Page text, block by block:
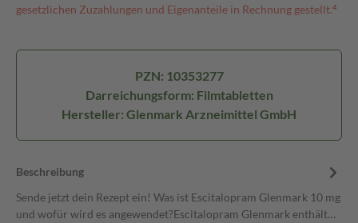
gesetzlichen Zuzahlungen und Eigenanteile in Rechnung gestellt.⁴
PZN: 10353277
Darreichungsform: Filmtabletten
Hersteller: Glenmark Arzneimittel GmbH
Beschreibung
Sende jetzt dein Rezept ein! Was ist Escitalopram Glenmark 10 mg
und wofür wird es angewendet?Escitalopram Glenmark enthält…